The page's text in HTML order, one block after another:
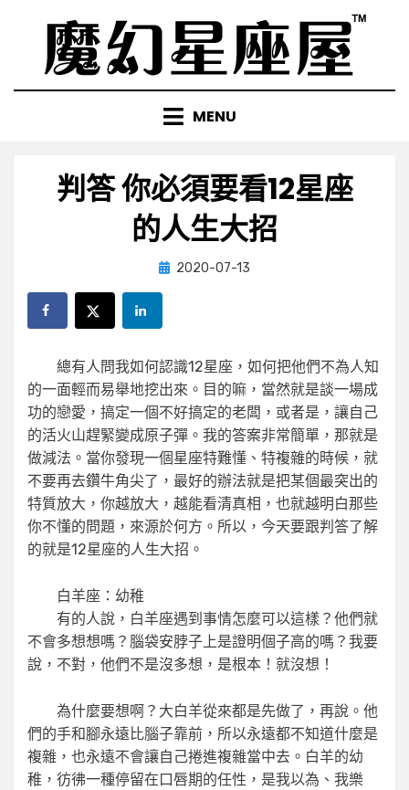
content
MENU
判答 你必須要看12星座
的人生大招
by小編
Posted
2020-07-13
總有人問我如何認識12星座，如何把他們不為人知
的一面輕而易舉地挖出來。目的嘛，當然就是談一場成
功的戀愛，搞定一個不好搞定的老闆，或者是，讓自己
的活火山趕緊變成原子彈。我的答案非常簡單，那就是
做減法。當你發現一個星座特難懂、特複雜的時候，就
不要再去鑽牛角尖了，最好的辦法就是把某個最突出的
特質放大，你越放大，越能看清真相，也就越明白那些
你不懂的問題，來源於何方。所以，今天要跟判答了解
的就是12星座的人生大招。
白羊座：幼稚
有的人說，白羊座遇到事情怎麼可以這樣？他們就
不會多想想嗎？腦袋安脖子上是證明個子高的嗎？我要
說，不對，他們不是沒多想，是根本！就沒想！
為什麼要想啊？大白羊從來都是先做了，再說。他
們的手和腳永遠比腦子靠前，所以永遠都不知道什麼是
複雜，也永遠不會讓自己捲進複雜當中去。白羊的幼
稚，彷彿一種停留在口唇期的任性，是我以為、我樂